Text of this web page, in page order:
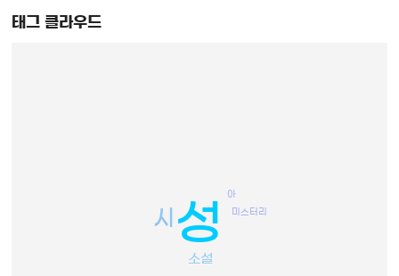
태그 클라우드
성
시
소설
미스터리
아